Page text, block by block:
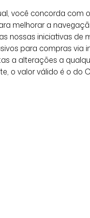
você concorda com
melhorar a
nossas iniciativas de
para compras via
a alterações a
o valor válido é o do